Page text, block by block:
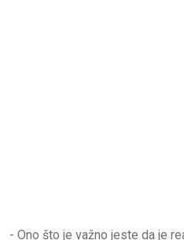
- Ono što je važno jeste da je